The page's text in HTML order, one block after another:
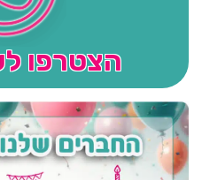
הצטרפו